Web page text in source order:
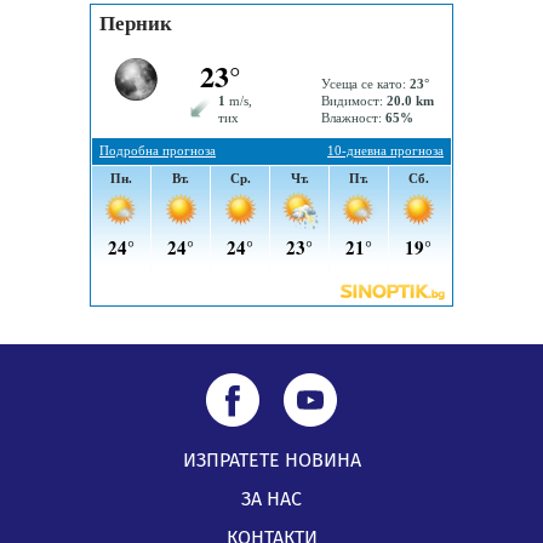
07.08.2026, 10:21
ИЗПРАТЕТЕ НОВИНА
ЗА НАС
КОНТАКТИ